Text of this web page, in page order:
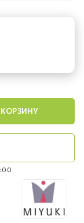
КОРЗИНУ